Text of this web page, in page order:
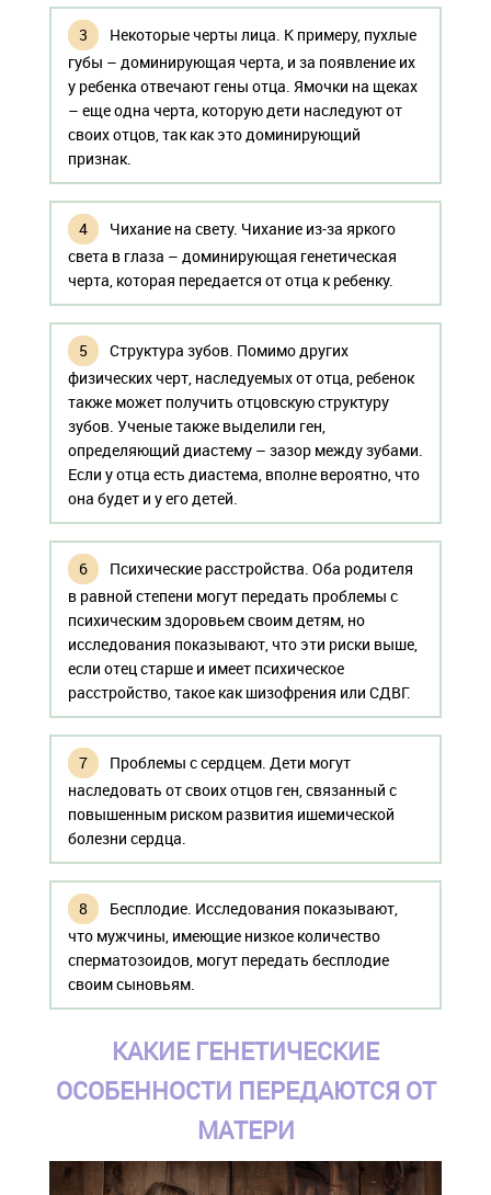
Некоторые черты лица. К примеру, пухлые
губы – доминирующая черта, и за появление их
у ребенка отвечают гены отца. Ямочки на щеках
– еще одна черта, которую дети наследуют от
своих отцов, так как это доминирующий
признак.
Чихание на свету. Чихание из-за яркого
света в глаза – доминирующая генетическая
черта, которая передается от отца к ребенку.
Структура зубов. Помимо других
физических черт, наследуемых от отца, ребенок
также может получить отцовскую структуру
зубов. Ученые также выделили ген,
определяющий диастему – зазор между зубами.
Если у отца есть диастема, вполне вероятно, что
она будет и у его детей.
Психические расстройства. Оба родителя
в равной степени могут передать проблемы с
психическим здоровьем своим детям, но
исследования показывают, что эти риски выше,
если отец старше и имеет психическое
расстройство, такое как шизофрения или СДВГ.
Проблемы с сердцем. Дети могут
наследовать от своих отцов ген, связанный с
повышенным риском развития ишемической
болезни сердца.
Бесплодие. Исследования показывают,
что мужчины, имеющие низкое количество
сперматозоидов, могут передать бесплодие
своим сыновьям.
КАКИЕ ГЕНЕТИЧЕСКИЕ
ОСОБЕННОСТИ ПЕРЕДАЮТСЯ ОТ
МАТЕРИ